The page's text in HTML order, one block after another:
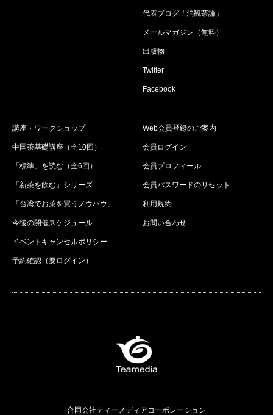
代表ブログ「消観茶論」
メールマガジン（無料）
出版物
Twitter
Facebook
講座・ワークショップ
中国茶基礎講座（全10回）
「標準」を読む（全6回）
「新茶を飲む」シリーズ
「台湾でお茶を買うノウハウ」
今後の開催スケジュール
イベントキャンセルポリシー
予約確認（要ログイン）
Web会員登録のご案内
会員ログイン
会員プロフィール
会員パスワードのリセット
利用規約
お問い合わせ
合同会社ティーメディアコーポレーション